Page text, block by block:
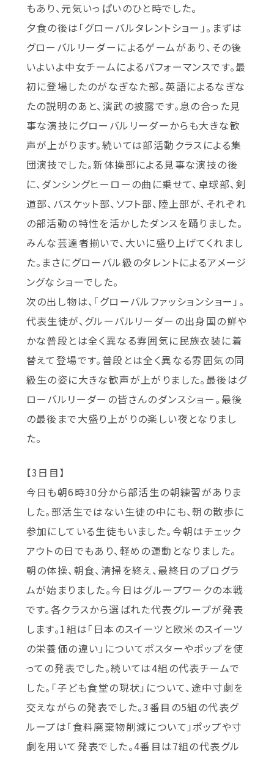
もあり、元気いっぱいのひと時でした。
夕食の後は「グローバルタレントショー」。まずは
グローバルリーダーによるゲームがあり、その後
いよいよ中女チームによるパフォーマンスです。最
初に登場したのがなぎなた部。英語によるなぎな
たの説明のあと、演武の披露です。息の合った見
事な演技にグローバルリーダーからも大きな歓
声が上がります。続いては部活動クラスによる集
団演技でした。新体操部による見事な演技の後
に、ダンシングヒーローの曲に乗せて、卓球部、剣
道部、バスケット部、ソフト部、陸上部が、それぞれ
の部活動の特性を活かしたダンスを踊りました。
みんな芸達者揃いで、大いに盛り上げてくれまし
た。まさにグローバル級のタレントによるアメージ
ングなショーでした。
次の出し物は、「グローバルファッションショー」。
代表生徒が、グルーバルリーダーの出身国の鮮や
かな普段とは全く異なる雰囲気に民族衣装に着
替えて登場です。普段とは全く異なる雰囲気の同
級生の姿に大きな歓声が上がりました。最後はグ
ローバルリーダーの皆さんのダンスショー。最後
の最後まで大盛り上がりの楽しい夜となりまし
た。
【3日目】
今日も朝6時30分から部活生の朝練習がありま
した。部活生ではない生徒の中にも、朝の散歩に
参加にしている生徒もいました。今朝はチェック
アウトの日でもあり、軽めの運動となりました。
朝の体操、朝食、清掃を終え、最終日のプログラ
ムが始まりました。今日はグループワークの本戦
です。各クラスから選ばれた代表グループが発表
します。1組は「日本のスイーツと欧米のスイーツ
の栄養価の違い」についてポスターやポップを使
っての発表でした。続いては4組の代表チームで
した。「子ども食堂の現状」について、途中寸劇を
交えながらの発表でした。3番目の5組の代表グ
ループは「食料廃棄物削減について」ポップや寸
劇を用いて発表でした。4番目は7組の代表グル